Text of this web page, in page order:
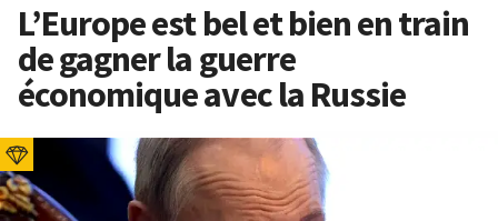
L’Europe est bel et bien en train
de gagner la guerre
économique avec la Russie